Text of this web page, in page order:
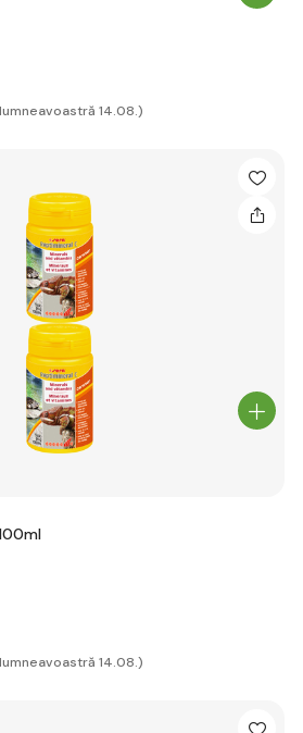
14.08.)
14.08.)